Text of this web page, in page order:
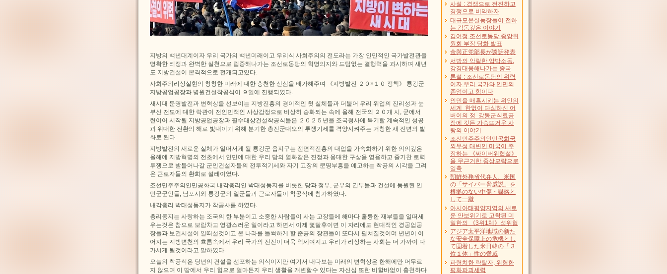
지방의 백년대계이자 우리 국가의 백년미래이고 우리식 사회주의의 전도라는 가장 인민적인 국가발전관을
명확한 리정과 완벽한 실천으로 립증해나가는 조선로동당의 혁명의지와 드팀없는 결행력을 과시하며 새년
도 지방건설이 본격적으로 전개되고있다.
사회주의리상실현의 창창한 미래에 대한 충천한 신심을 배가해주며 《지방발전 ２０×１０ 정책》 룡강군
지방공업공장과 병원건설착공식이 ９일에 진행되였다.
새시대 문명발전과 변혁상을 선보이는 지방진흥의 경이적인 첫 실체들과 더불어 우리 위업의 진리성과 눈
부신 전도에 대한 락관이 전인민적인 사상감정으로 비상히 승화되는 속에 올해 전국의 ２０개 시, 군에서
련이어 시작될 지방공업공장과 필수대상건설착공식들은 ２０２５년을 조국청사에 특기할 계속적인 성공
과 위대한 전환의 해로 빛내이기 위해 분기한 총진군대오의 투쟁기세를 격양시켜주는 거창한 새 전변의 발
화로 된다.
지방발전의 새로운 실체가 일떠서게 될 룡강군 읍지구는 전면적진흥의 대업을 가속화하기 위한 의의깊은
올해에 지방혁명의 전초에서 인민에 대한 우리 당의 열화같은 진정과 웅대한 구상을 영용하고 줄기찬 로력
투쟁으로 받들어나갈 군인건설자들의 전투적기세와 자기 고장의 문명부흥을 예고하는 착공의 시각을 그려
온 근로자들의 환희로 설레이였다.
조선민주주의인민공화국 내각총리인 박태성동지를 비롯한 당과 정부, 군부의 간부들과 건설에 동원된 인
민군군인들, 남포시와 룡강군의 일군들과 근로자들이 착공식에 참가하였다.
내각총리 박태성동지가 착공사를 하였다.
총리동지는 사랑하는 조국의 한 부분이고 소중한 사람들이 사는 고장들에 해마다 훌륭한 재부들을 일떠세
우는것은 참으로 보람차고 영광스러운 일이라고 하면서 이제 몇달후이면 이 자리에도 현대적인 경공업공
장들과 보건시설이 일떠설것이고 온 나라를 들썩하게 할 준공의 장관들이 또다시 펼쳐질것이며 년년이 이
어지는 지방변천의 흐름속에서 우리 국가의 전진이 더욱 억세여지고 우리가 리상하는 사회는 더 가까이 다
가서게 될것이라고 말하였다.
오늘의 착공식은 당년의 건설을 선포하는 의식이지만 여기서 내다보는 미래의 변혁상은 한해에만 머무르
지 않으며 이 땅에서 우리 힘으로 얼마든지 우리 생활을 개변할수 있다는 자신심 또한 비할바없이 충천하다
사설 : 경쟁으로 전진하고
경쟁으로 비약하자
대규모온실농장들이 전하
는 감동깊은 이야기
김여정 조선로동당 중앙위
원회 부장 담화 발표
金與正党部長が談話発表
서방의 악랄한 압박소동,
강경대응해나가는 중국
론설 : 조선로동당의 위력
이자 우리 국가와 인민의
존엄이고 힘이다
인민을 매혹시키는 위인의
세계 한없이 다심하신 어
버이의 정 강동군식료공
장에 깃든 가슴뜨거운 사
랑의 이야기
조선민주주의인민공화국
외무성 대변인 미국이 주
장하는 《싸이버위협설》
을 무근거한 중상모략으로
일축
朝鮮外務省代弁人、米国
の「サイバー脅威説」を
根拠のない中傷・謀略と
して一蹴
아시아태평양지역의 새로
운 안보위기로 고착된 미
일한의 《3위1체》성위협
アジア太平洋地域の新た
な安全保障上の危機とし
て固着した米日韓の「３
位１体」性の脅威
파렴치한 략탈자, 위험한
평화파괴세력